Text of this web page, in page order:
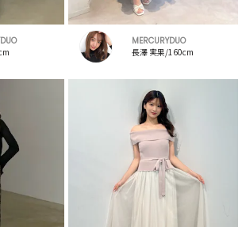
MERCURYDUO
長澤 実果/160cm